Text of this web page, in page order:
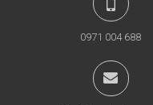
0971 004 688